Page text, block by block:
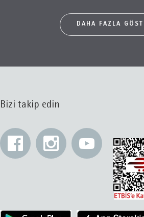
DAHA FAZLA
Bizi takip edin